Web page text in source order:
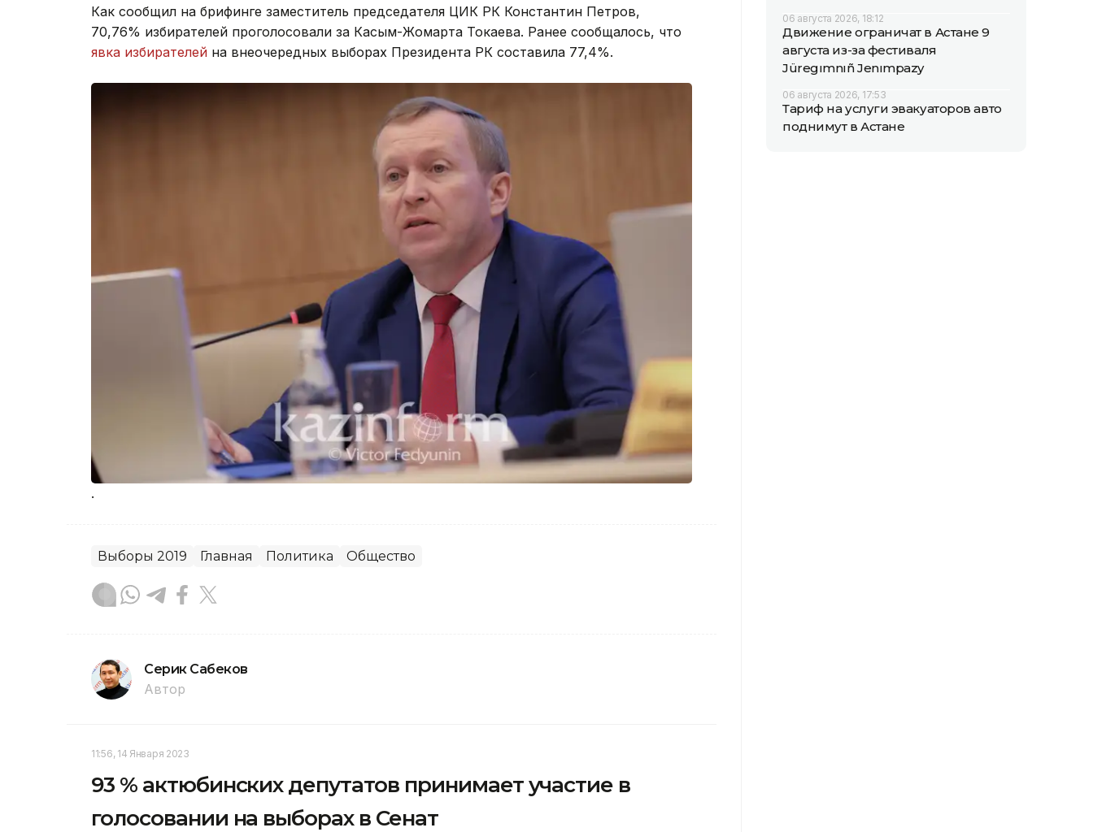
Как сообщил на брифинге заместитель председателя ЦИК РК Константин Петров,
70,76% избирателей проголосовали за Касым-Жомарта Токаева. Ранее сообщалось, что
явка избирателей на внеочередных выборах Президента РК составила 77,4%.
.
Выборы 2019 Главная Политика Общество
Серик Сабеков
Автор
11:56, 14 Января 2023
93 % актюбинских депутатов принимает участие в
голосовании на выборах в Сенат
06 августа 2026, 18:12
Движение ограничат в Астане 9
августа из-за фестиваля
Jüregımnıñ Jenımpazy
06 августа 2026, 17:53
Тариф на услуги эвакуаторов авто
поднимут в Астане